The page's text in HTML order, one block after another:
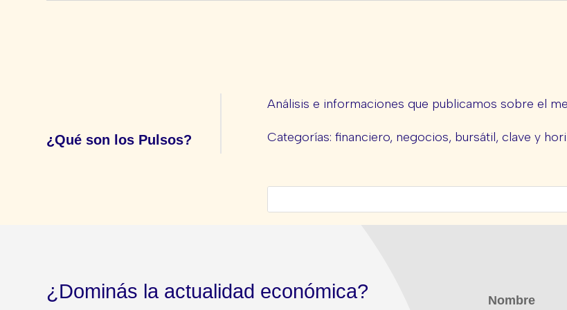
¿Qué son los Pulsos?
Análisis e informaciones que publicamos sobre el
Categorías: financiero, negocios, bursátil, clave y
¿Dominás la actualidad económica? Nombre